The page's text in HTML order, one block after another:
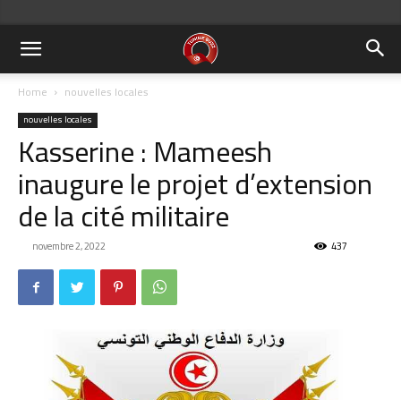
Home nouvelles locales
nouvelles locales
Kasserine : Mameesh
inaugure le projet d’extension
de la cité militaire
novembre 2, 2022 437